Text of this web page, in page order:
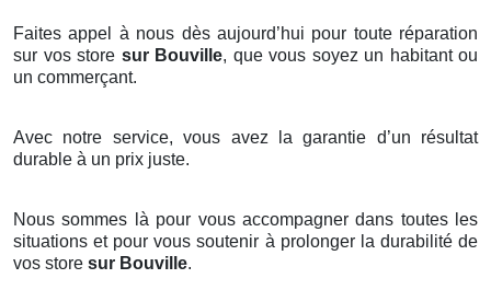
Faites appel à nous dès aujourd’hui pour toute réparation
sur vos store sur Bouville, que vous soyez un habitant ou
un commerçant.
Avec notre service, vous avez la garantie d’un résultat
durable à un prix juste.
Nous sommes là pour vous accompagner dans toutes les
situations et pour vous soutenir à prolonger la durabilité de
vos store sur Bouville.